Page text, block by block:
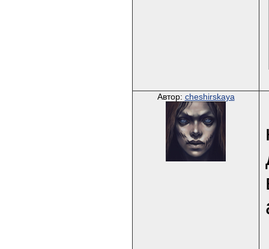
Автор: cheshirskaya